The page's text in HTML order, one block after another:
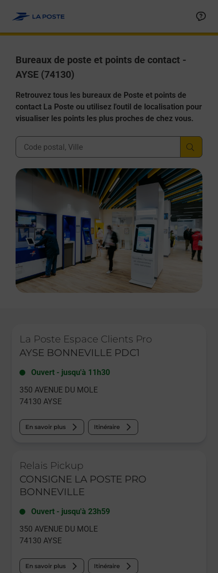
Bureaux de poste et points de contact -
AYSE (74130)
Retrouvez tous les bureaux de Poste et points de
contact La Poste ou utilisez l'outil de localisation pour
visualiser les points les plus proches de chez vous.
Ville, Département, Code Postal
La Poste Espace Clients Pro
AYSE BONNEVILLE PDC1
Ouvert - jusqu'à 11h30
350 AVENUE DU MOLE
74130 AYSE
En savoir plus Itinéraire
Relais Pickup
CONSIGNE LA POSTE PRO
BONNEVILLE
Ouvert - jusqu'à 23h59
350 AVENUE DU MOLE
74130 AYSE
En savoir plus Itinéraire